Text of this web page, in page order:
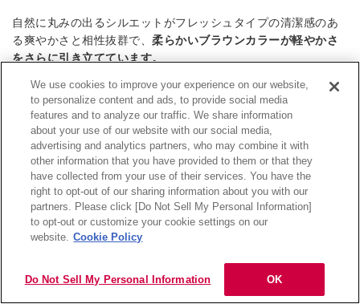
自然に丸みの出るシルエットがフレッシュタイプの清潔感のあ
る爽やかさと相性抜群で、 柔らかいブラウンカラーが軽やかさ
をさらに引き立てています。
スタイリングは毛先を内に収めながらオイルを少量馴染ませる
だけでOK。
作り込みすぎず品よく決まる、デイリーに使いやすいボブで
す。
顔タイプ「フレッシュ」に似合うミディアム
ヘア6選
ミディアムは、動きのつけ方や前髪の有無で印象が大きく変わ
るレングス。
We use cookies to improve your experience on our website,
to personalize content and ads, to provide social media
features and to analyze our traffic. We share information
about your use of our website with our social media,
advertising and analytics partners, who may combine it with
other information that you have provided to them or that they
have collected from your use of their services. You have the
right to opt-out of our sharing information about you with our
partners. Please click [Do Not Sell My Personal Information]
to opt-out or customize your cookie settings on our
website. Cookie Policy
Do Not Sell My Personal Information OK